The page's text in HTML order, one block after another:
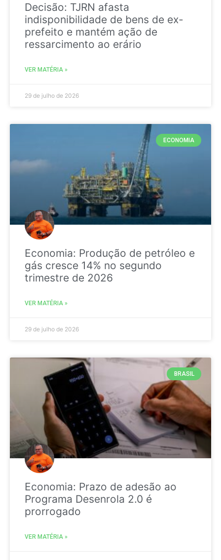
Decisão: TJRN afasta
indisponibilidade de bens de ex-
prefeito e mantém ação de
ressarcimento ao erário
VER MATÉRIA »
29 de julho de 2026
ECONOMIA
Economia: Produção de petróleo e
gás cresce 14% no segundo
trimestre de 2026
VER MATÉRIA »
29 de julho de 2026
BRASIL
Economia: Prazo de adesão ao
Programa Desenrola 2.0 é
prorrogado
VER MATÉRIA »